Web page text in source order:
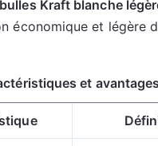
Kraft blanche
économique et légère
et avantages